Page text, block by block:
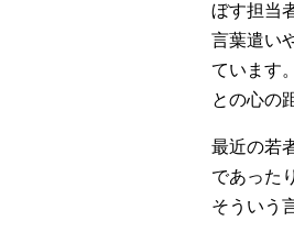
ぼす担当
言葉遣い
ています
との心の
最近の若
であった
そういう